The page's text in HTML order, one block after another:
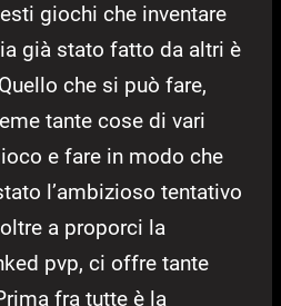
giochi che inventare
già stato fatto da altri è
che si può fare,
tante cose di vari
e fare in modo che
l’ambizioso tentativo
a proporci la
pvp, ci offre tante
fra tutte è la